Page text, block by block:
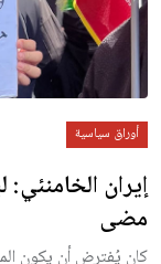
أوراق سياسية
إيران
مضى
كان يُفترض أن يكون